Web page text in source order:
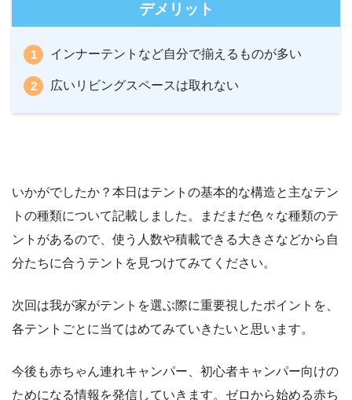
デメリット
インナーテントなど自分で揃えるものが多い
広いリビングスペースは取れない
いかがでしたか？本日はテントの基本的な構造と主なテン
トの種類について記載しました。まだまだ色々な種類のテ
ントがあるので、使う人数や積載できる大きさなどから自
分たちに合うテントを見つけてみてください。
次回は我が家がテントを選ぶ際に重要視したポイントを、
各テントごとに当てはめてみていきたいと思います。
今後も赤ちゃん連れキャンパー、初心者キャンパー向けの
ためになる情報を発信していきます。ゼロから始める赤ち